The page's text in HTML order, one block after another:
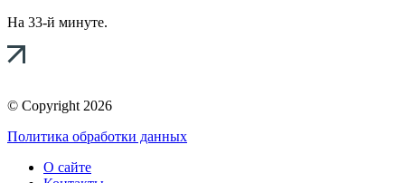
На 33-й минуте.
© Copyright 2026
Политика обработки данных
О сайте